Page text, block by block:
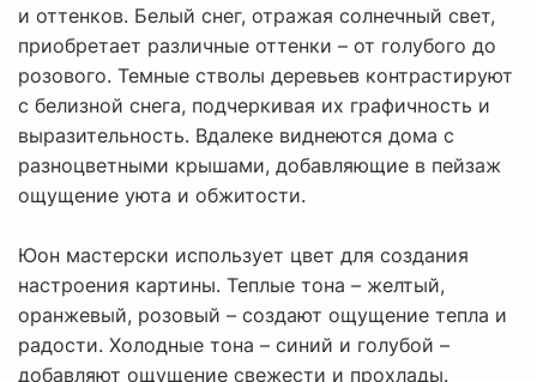
и оттенков. Белый снег, отражая солнечный свет,
приобретает различные оттенки – от голубого до
розового. Темные стволы деревьев контрастируют
с белизной снега, подчеркивая их графичность и
выразительность. Вдалеке виднеются дома с
разноцветными крышами, добавляющие в пейзаж
ощущение уюта и обжитости.
Юон мастерски использует цвет для создания
настроения картины. Теплые тона – желтый,
оранжевый, розовый – создают ощущение тепла и
радости. Холодные тона – синий и голубой –
добавляют ощущение свежести и прохлады.